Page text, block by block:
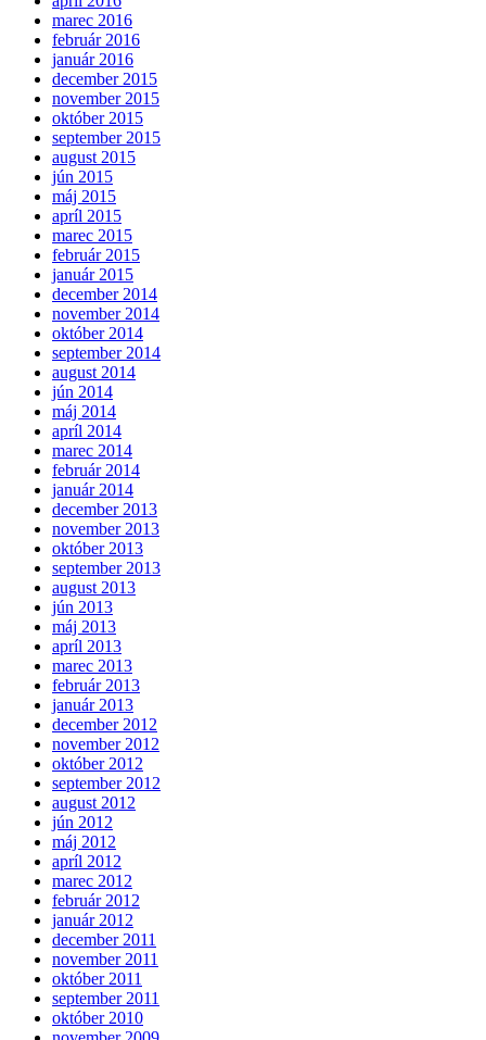
marec 2016
február 2016
január 2016
december 2015
november 2015
október 2015
september 2015
august 2015
jún 2015
máj 2015
apríl 2015
marec 2015
február 2015
január 2015
december 2014
november 2014
október 2014
september 2014
august 2014
jún 2014
máj 2014
apríl 2014
marec 2014
február 2014
január 2014
december 2013
november 2013
október 2013
september 2013
august 2013
jún 2013
máj 2013
apríl 2013
marec 2013
február 2013
január 2013
december 2012
november 2012
október 2012
september 2012
august 2012
jún 2012
máj 2012
apríl 2012
marec 2012
február 2012
január 2012
december 2011
november 2011
október 2011
september 2011
október 2010